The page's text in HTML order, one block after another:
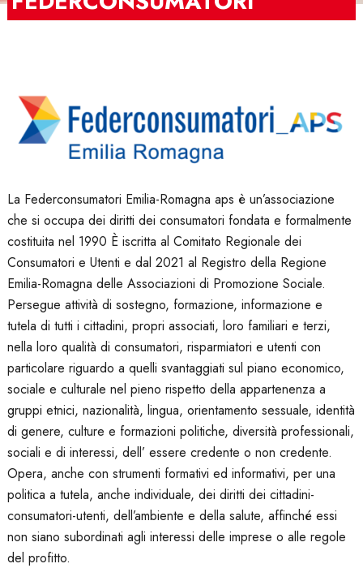
La Federconsumatori Emilia-Romagna aps è un’associazione
che si occupa dei diritti dei consumatori fondata e formalmente
costituita nel 1990 È iscritta al Comitato Regionale dei
Consumatori e Utenti e dal 2021 al Registro della Regione
Emilia-Romagna delle Associazioni di Promozione Sociale.
Persegue attività di sostegno, formazione, informazione e
tutela di tutti i cittadini, propri associati, loro familiari e terzi,
nella loro qualità di consumatori, risparmiatori e utenti con
particolare riguardo a quelli svantaggiati sul piano economico,
sociale e culturale nel pieno rispetto della appartenenza a
gruppi etnici, nazionalità, lingua, orientamento sessuale, identità
di genere, culture e formazioni politiche, diversità professionali,
sociali e di interessi, dell’ essere credente o non credente.
Opera, anche con strumenti formativi ed informativi, per una
politica a tutela, anche individuale, dei diritti dei cittadini-
consumatori-utenti, dell’ambiente e della salute, affinché essi
non siano subordinati agli interessi delle imprese o alle regole
del profitto.